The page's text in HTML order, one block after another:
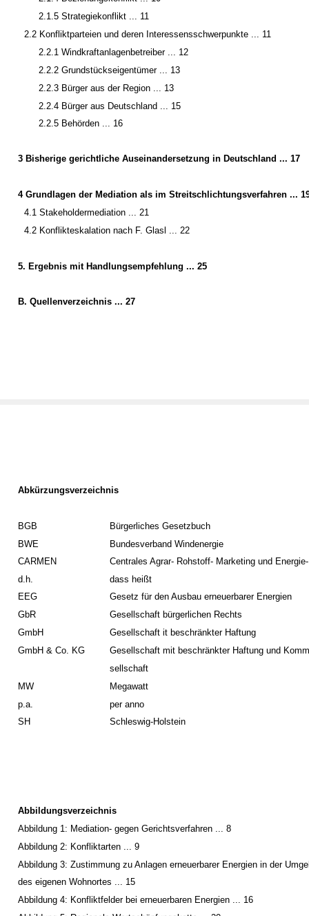
2.1.5 Strategiekonflikt ... 11
2.2 Konfliktparteien und deren Interessensschwerpunkte ... 11
2.2.1 Windkraftanlagenbetreiber ... 12
2.2.2 Grundstückseigentümer ... 13
2.2.3 Bürger aus der Region ... 13
2.2.4 Bürger aus Deutschland ... 15
2.2.5 Behörden ... 16
3 Bisherige gerichtliche Auseinandersetzung in Deutschland ... 17
4 Grundlagen der Mediation als im Streitschlichtungsverfahren ...
4.1 Stakeholdermediation ... 21
4.2 Konflikteskalation nach F. Glasl ... 22
5. Ergebnis mit Handlungsempfehlung ... 25
B. Quellenverzeichnis ... 27
Abkürzungsverzeichnis
BGB
Bürgerliches Gesetzbuch
BWE
Bundesverband Windenergie
CARMEN
Centrales Agrar- Rohstoff- Marketing und
d.h.
dass heißt
EEG
Gesetz für den Ausbau erneuerbarer Energien
GbR
Gesellschaft bürgerlichen Rechts
GmbH
Gesellschaft it beschränkter Haftung
GmbH & Co. KG
Gesellschaft mit beschränkter Haftung und
sellschaft
MW
Megawatt
p.a.
per anno
SH
Schleswig-Holstein
Abbildungsverzeichnis
Abbildung 1: Mediation- gegen Gerichtsverfahren ... 8
Abbildung 2: Konfliktarten ... 9
Abbildung 3: Zustimmung zu Anlagen erneuerbarer Energien in der
des eigenen Wohnortes ... 15
Abbildung 4: Konfliktfelder bei erneuerbaren Energien ... 16